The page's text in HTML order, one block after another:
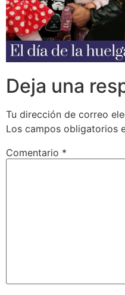
Deja una
Tu dirección de correo
Los campos obligatorios
Comentario *